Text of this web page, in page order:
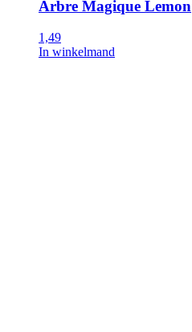
Arbre Magique Lemon
1,49
In winkelmand